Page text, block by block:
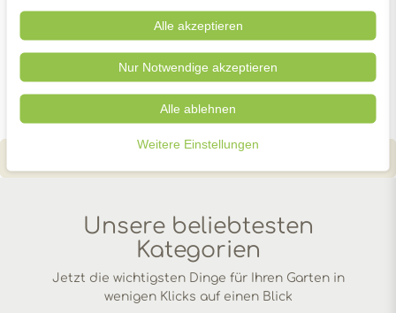
Protect Home FormineX Ameisen Köderdose 2 Stück
2 Stück | 4,90 € / Stück
Unsere beliebtesten
Kategorien
Jetzt die wichtigsten Dinge für Ihren Garten in
wenigen Klicks auf einen Blick
Alle akzeptieren
Nur Notwendige akzeptieren
Alle ablehnen
Weitere Einstellungen